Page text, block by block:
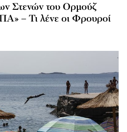
Στενών του Ορμούζ
– Τι λένε οι Φρουροί